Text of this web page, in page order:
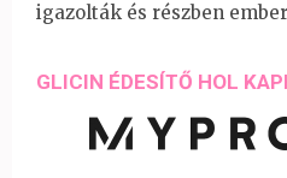
igazolták és részben
GLICIN ÉDESÍTŐ HOL